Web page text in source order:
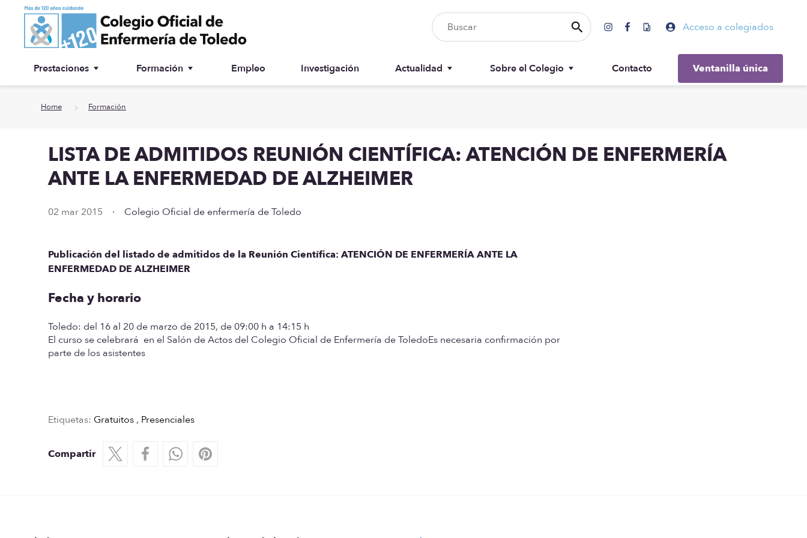
Ir a contenido principal Acceso a colegiados
Prestaciones
Asesoría jurídica
Especialidades
Otras prestaciones
Formación Empleo Investigación Actualidad
Recursos
Sobre el Colegio
Memorias
Contacto Ventanilla única
Home Formación
LISTA DE ADMITIDOS REUNIÓN CIENTÍFICA: ATENCIÓN DE ENFERMERÍA
ANTE LA ENFERMEDAD DE ALZHEIMER
02 mar 2015 · Colegio Oficial de enfermería de Toledo
Publicación del listado de admitidos de la Reunión Científica: ATENCIÓN DE ENFERMERÍA ANTE LA
ENFERMEDAD DE ALZHEIMER
Fecha y horario
Toledo: del 16 al 20 de marzo de 2015, de 09:00 h a 14:15 h
El curso se celebrará en el Salón de Actos del Colegio Oficial de Enfermería de ToledoEs necesaria confirmación por
parte de los asistentes
Etiquetas: Gratuitos , Presenciales
Compartir